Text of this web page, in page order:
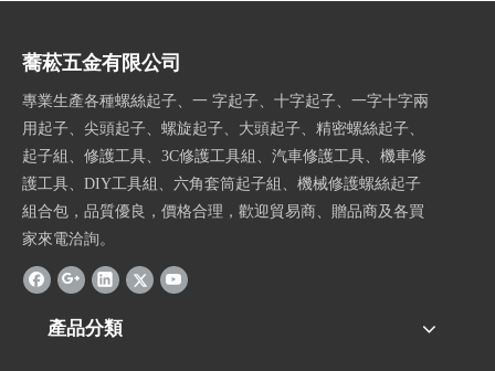
蕎菘五金有限公司
專業生產各種螺絲起子、一 字起子、十字起子、一字十字兩
用起子、尖頭起子、螺旋起子、大頭起子、精密螺絲起子、
起子組、修護工具、3C修護工具組、汽車修護工具、機車修
護工具、DIY工具組、六角套筒起子組、機械修護螺絲起子
組合包，品質優良，價格合理，歡迎貿易商、贈品商及各買
家來電洽詢。
產品分類